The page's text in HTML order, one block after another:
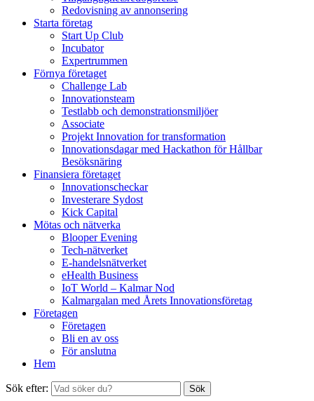
Redovisning av annonsering
Starta företag
Start Up Club
Incubator
Expertrummen
Förnya företaget
Challenge Lab
Innovationsteam
Testlabb och demonstrationsmiljöer
Associate
Projekt Innovation for transformation
Innovationsdagar med Hackathon för Hållbar
Besöksnäring
Finansiera företaget
Innovationscheckar
Investerare Sydost
Kick Capital
Mötas och nätverka
Blooper Evening
Tech-nätverket
E-handelsnätverket
eHealth Business
IoT World – Kalmar Nod
Kalmargalan med Årets Innovationsföretag
Företagen
Företagen
Bli en av oss
För anslutna
Hem
Sök efter: Sök